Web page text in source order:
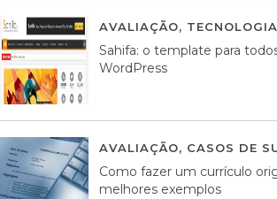
AVALIAÇÃO, TECNOLOGIA
Sahifa: o template para
WordPress
AVALIAÇÃO, CASOS DE
Como fazer um currículo
melhores exemplos